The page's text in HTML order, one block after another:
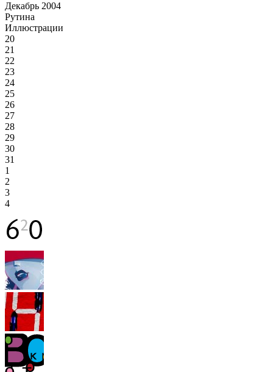
Декабрь 2004
Рутина
Иллюстрации
20
21
22
23
24
25
26
27
28
29
30
31
1
2
3
4